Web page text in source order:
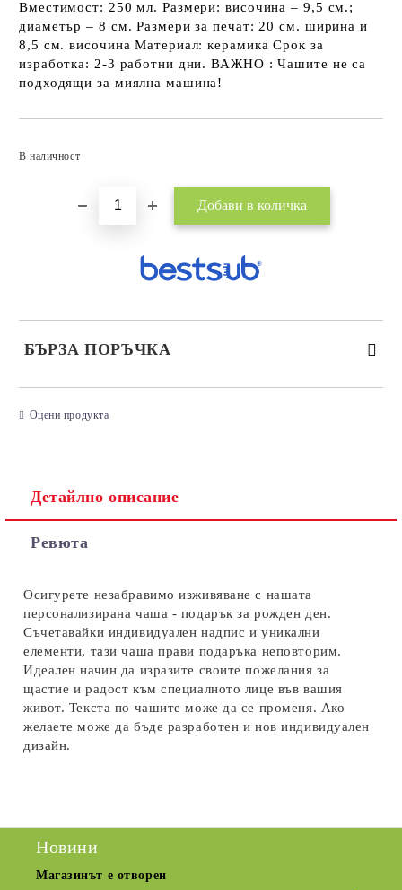
Вместимост: 250 мл. Размери: височина – 9,5 см.;
диаметър – 8 см. Размери за печат: 20 см. ширина и
8,5 см. височина Материал: керамика Срок за
изработка: 2-3 работни дни. ВАЖНО : Чашите не са
подходящи за миялна машина!
В наличност
БЪРЗА ПОРЪЧКА
Оцени продукта
Детайлно описание
Ревюта
Осигурете незабравимо изживяване с нашата
персонализирана чаша - подарък за рожден ден.
Съчетавайки индивидуален надпис и уникални
елементи, тази чаша прави подаръка неповторим.
Идеален начин да изразите своите пожелания за
щастие и радост към специалното лице във вашия
живот. Текста по чашите може да се променя. Ако
желаете може да бъде разработен и нов индивидуален
дизайн.
Новини
Магазинът е отворен